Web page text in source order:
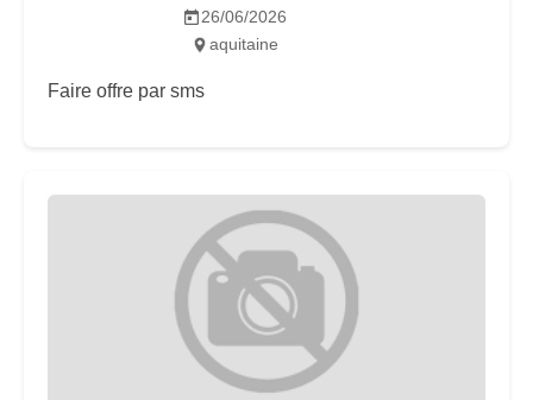
26/06/2026
aquitaine
Faire offre par sms